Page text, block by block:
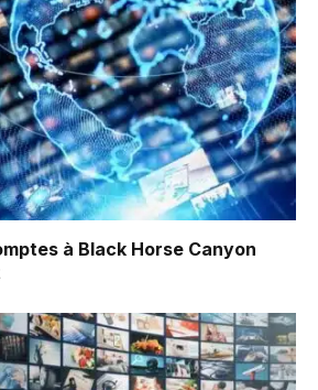
à Black Horse Canyon